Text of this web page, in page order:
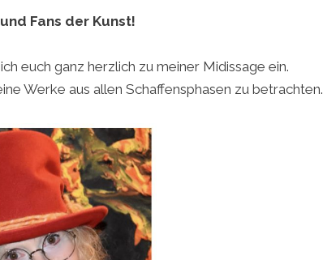
Fans der Kunst!
euch ganz herzlich zu meiner Midissage ein.
Werke aus allen Schaffensphasen zu betrachten.